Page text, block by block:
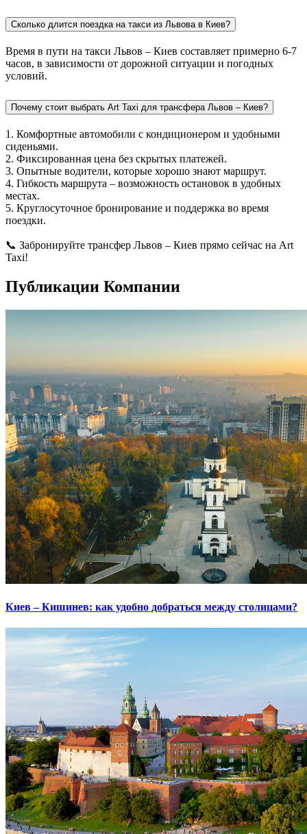
Сколько длится поездка на такси из Львова в Киев?
Время в пути на такси Львов – Киев составляет примерно 6-7
часов, в зависимости от дорожной ситуации и погодных
условий.
Почему стоит выбрать Art Taxi для трансфера Львов – Киев?
1. Комфортные автомобили с кондиционером и удобными
сиденьями.
2. Фиксированная цена без скрытых платежей.
3. Опытные водители, которые хорошо знают маршрут.
4. Гибкость маршрута – возможность остановок в удобных
местах.
5. Круглосуточное бронирование и поддержка во время
поездки.
📞 Забронируйте трансфер Львов – Киев прямо сейчас на Art
Taxi!
Публикации Компании
Киев – Кишинев: как удобно добраться между столицами?